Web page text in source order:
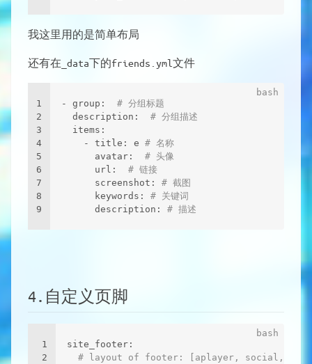
我这里用的是简单布局
还有在_data下的friends.yml文件
1
2
3
4
5
6
7
8
9
- group: # 分组标题
  description:
# 分组描述
  items:
    - title: e
# 名称
      avatar:
# 头像
      url:
# 链接
      screenshot:
# 截图
      keywords:
# 关键词
      description:
# 描述
4.自定义页脚
1
2
site_footer:
# layout of footer: [aplayer, social,